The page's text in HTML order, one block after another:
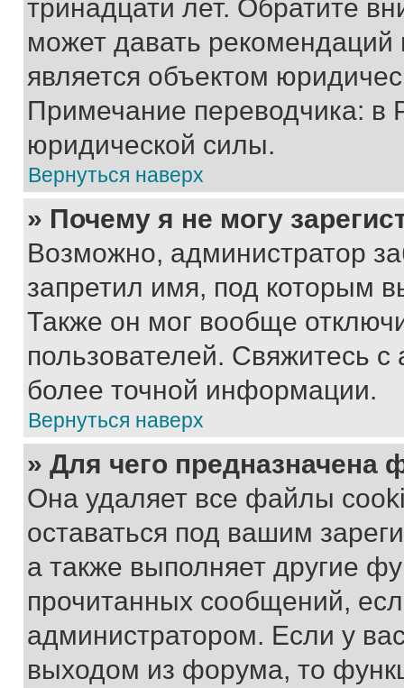
тринадцати лет. Обратите
может давать
является объектом
Примечание переводчика: в
юридической силы.
Вернуться наверх
» Почему я не могу
Возможно, администратор
запретил имя, под которым
Также он мог вообще
пользователей. Свяжитесь
более точной информации.
Вернуться наверх
» Для чего предназначена
Она удаляет все файлы
оставаться под вашим
а также выполняет другие
прочитанных сообщений,
администратором. Если у
выходом из форума, то